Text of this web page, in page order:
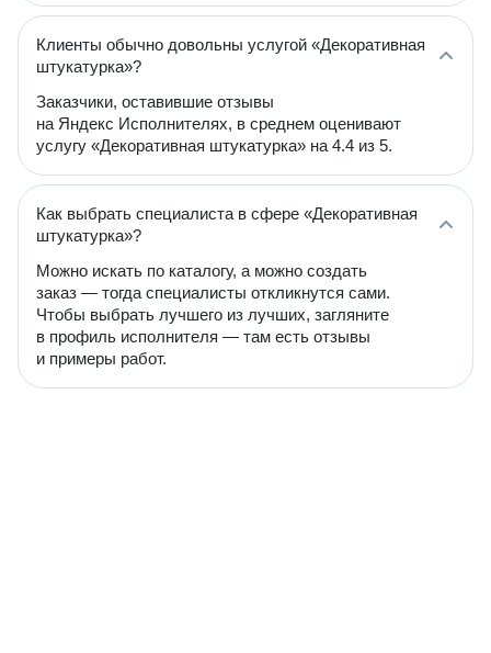
Клиенты обычно довольны услугой «Декоративная
штукатурка»?
Заказчики, оставившие отзывы
на Яндекс Исполнителях, в среднем оценивают
услугу «Декоративная штукатурка» на 4.4 из 5.
Как выбрать специалиста в сфере «Декоративная
штукатурка»?
Можно искать по каталогу, а можно создать
заказ — тогда специалисты откликнутся сами.
Чтобы выбрать лучшего из лучших, загляните
в профиль исполнителя — там есть отзывы
и примеры работ.